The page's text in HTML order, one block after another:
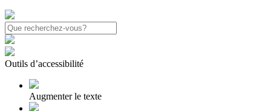
Outils d’accessibilité
Augmenter le texte